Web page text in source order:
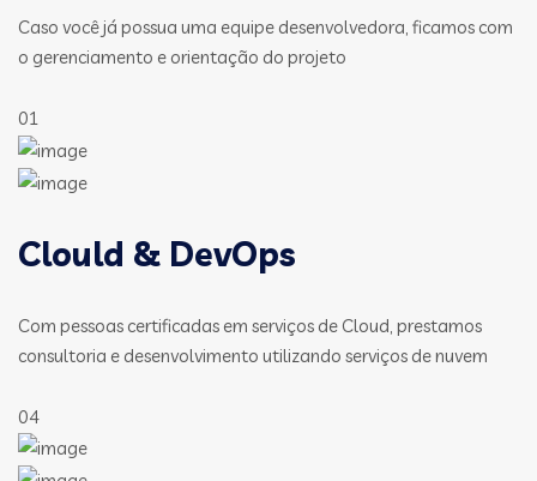
Caso você já possua uma equipe desenvolvedora, ficamos com
o gerenciamento e orientação do projeto
01
Clould & DevOps
Com pessoas certificadas em serviços de Cloud, prestamos
consultoria e desenvolvimento utilizando serviços de nuvem
04